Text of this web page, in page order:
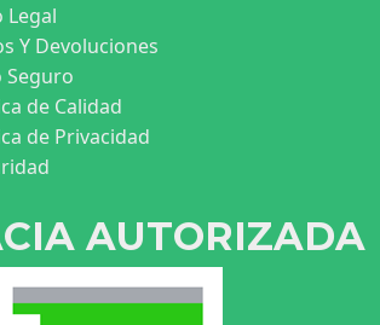
Legal
Y Devoluciones
Seguro
de Calidad
de Privacidad
AUTORIZADA